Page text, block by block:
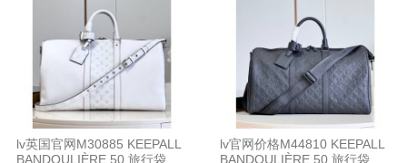
lv英国官网M30885 KEEPALL
BANDOULIÈRE 50 旅行袋
lv官网价格M44810 KEEPALL
BANDOULIÈRE 50 旅行袋